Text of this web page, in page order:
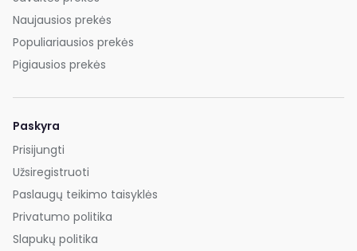
Naujausios prekės
Populiariausios prekės
Pigiausios prekės
Paskyra
Prisijungti
Užsiregistruoti
Paslaugų teikimo taisyklės
Privatumo politika
Slapukų politika